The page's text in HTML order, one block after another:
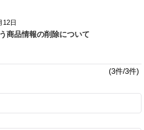
12日
商品情報の削除について
(3件/3件)